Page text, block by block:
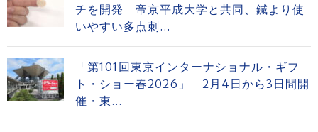
チを開発 帝京平成大学と共同、鍼より使
いやすい多点刺...
「第101回東京インターナショナル・ギフ
ト・ショー春2026」 2月4日から3日間開
催・東...